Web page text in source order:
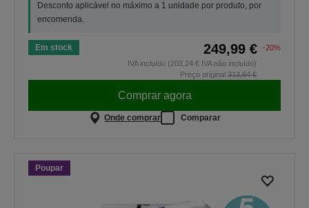
Desconto aplicável no máximo a 1 unidade por produto, por
encomenda.
Em stock 249,99 €
-20%
IVA incluído (203,24 € IVA não incluído)
Preço original 313,64 €
Comprar agora
Onde comprar Comparar
Poupar